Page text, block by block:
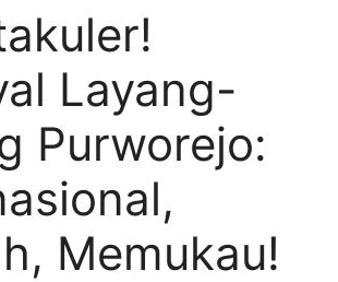
Layang-
Purworejo:
Memukau!